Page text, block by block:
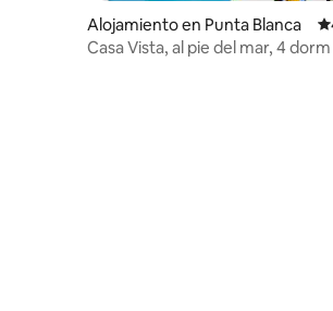
Alojamiento en Punta Blanca
Casa Vista, al pie del mar, 4 dorm